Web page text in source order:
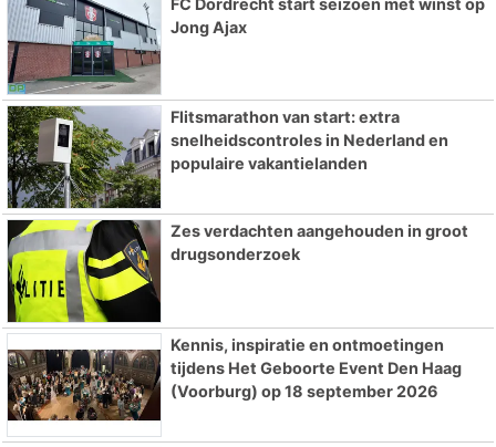
Jong Ajax
Flitsmarathon van start: extra
snelheidscontroles in Nederland en
populaire vakantielanden
Zes verdachten aangehouden in groot
drugsonderzoek
Kennis, inspiratie en ontmoetingen
tijdens Het Geboorte Event Den Haag
(Voorburg) op 18 september 2026